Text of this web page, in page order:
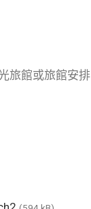
旅館或旅館安排